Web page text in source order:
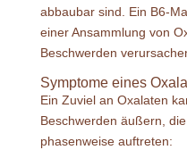
abbaubar sind. Ein B6-
einer Ansammlung von
Beschwerden
Symptome eines
Ein Zuviel an Oxalaten
Beschwerden äußern,
phasenweise auftreten: